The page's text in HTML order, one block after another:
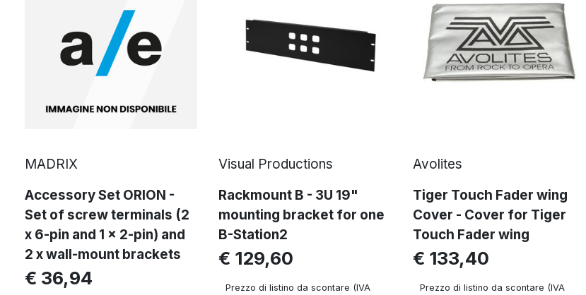
MADRIX
Accessory Set ORION -
Set of screw terminals (2
x 6-pin and 1 x 2-pin) and
2 x wall-mount brackets
€ 36,94
Visual Productions
Rackmount B - 3U 19"
mounting bracket for one
B-Station2
€ 129,60
Prezzo di listino da scontare (IVA
Avolites
Tiger Touch Fader wing
Cover - Cover for Tiger
Touch Fader wing
€ 133,40
Prezzo di listino da scontare (IVA